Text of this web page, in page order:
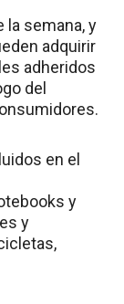
la semana, y
adquirir
adheridos
del
en el
y
y